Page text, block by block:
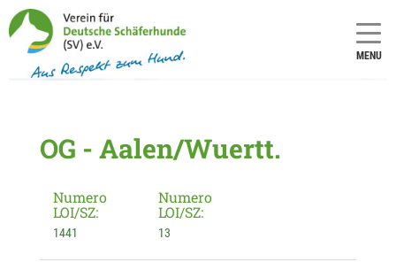
MENU
OG - Aalen/Wuertt.
Numero
LOI/SZ:
1441
Numero
LOI/SZ:
13